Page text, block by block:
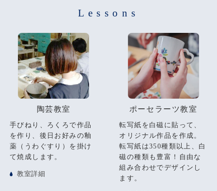
Lessons
陶芸教室
手びねり、ろくろで作品
を作り、後日お好みの釉
薬（うわぐすり）を掛け
て焼成します。
教室詳細
ポーセラーツ教室
転写紙を白磁に貼って、
オリジナル作品を作成。
転写紙は350種類以上、白
磁の種類も豊富！自由な
組み合わせでデザインし
ます。